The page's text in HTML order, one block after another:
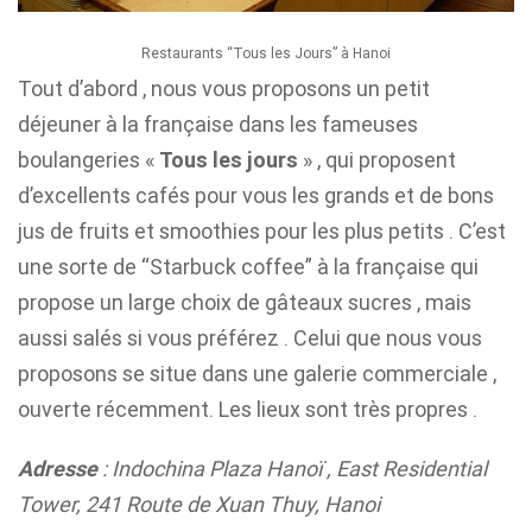
Restaurants “Tous les Jours” à Hanoi
Tout d’abord , nous vous proposons un petit
déjeuner à la française dans les fameuses
boulangeries « Tous les jours » , qui proposent
d’excellents cafés pour vous les grands et de bons
jus de fruits et smoothies pour les plus petits . C’est
une sorte de “Starbuck coffee” à la française qui
propose un large choix de gâteaux sucres , mais
aussi salés si vous préférez . Celui que nous vous
proposons se situe dans une galerie commerciale ,
ouverte récemment. Les lieux sont très propres .
Adresse: Indochina Plaza Hanoï , East Residential
Tower, 241 Route de Xuan Thuy, Hanoi